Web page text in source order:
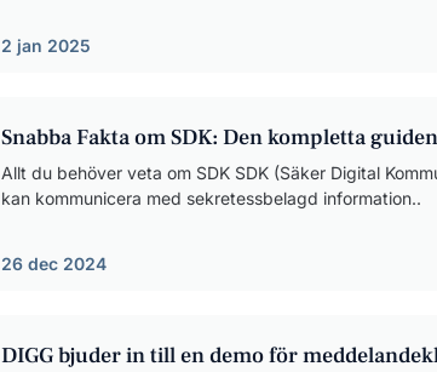
2 jan 2025
Snabba Fakta om SDK: Den kompletta
Allt du behöver veta om SDK SDK (Säker Digital
kan kommunicera med sekretessbelagd information..
26 dec 2024
DIGG bjuder in till en demo för